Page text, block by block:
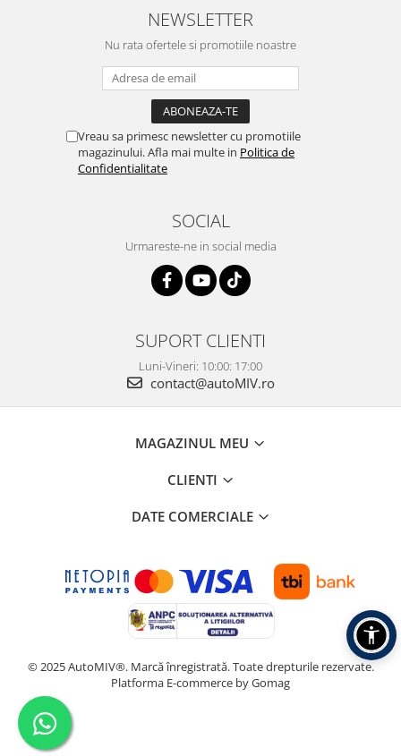
NEWSLETTER
Nu rata ofertele si promotiile noastre
Vreau sa primesc newsletter cu promotiile
magazinului. Afla mai multe in Politica de
Confidentialitate
SOCIAL
Urmareste-ne in social media
SUPORT CLIENTI
Luni-Vineri: 10:00: 17:00
contact@autoMIV.ro
MAGAZINUL MEU
CLIENTI
DATE COMERCIALE
© 2025 AutoMIV®. Marcă înregistrată. Toate drepturile rezervate.
Platforma E-commerce by Gomag